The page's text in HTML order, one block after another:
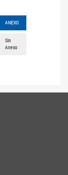
ANEXO
Sin
Anexo